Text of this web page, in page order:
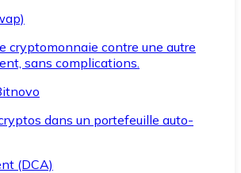
cryptomonnaie contre une autre
sans complications.
dans un portefeuille auto-
(DCA)